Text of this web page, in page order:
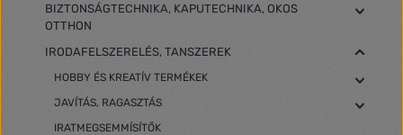
BIZTONSÁGTECHNIKA, KAPUTECHNIKA, OKOS
OTTHON
IRODAFELSZERELÉS, TANSZEREK
HOBBY ÉS KREATÍV TERMÉKEK
JAVÍTÁS, RAGASZTÁS
IRATMEGSEMMÍSÍTŐK